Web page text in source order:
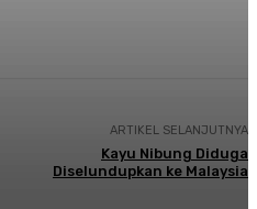
ARTIKEL SELANJUTNYA
Kayu Nibung Diduga
Diselundupkan ke Malaysia